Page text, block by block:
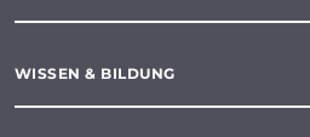
WISSEN & BILDUNG